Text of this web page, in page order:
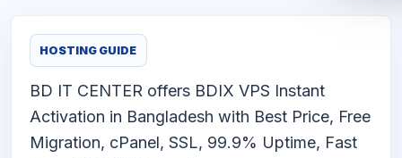
HOSTING GUIDE
BD IT CENTER offers BDIX VPS Instant
Activation in Bangladesh with Best Price, Free
Migration, cPanel, SSL, 99.9% Uptime, Fast